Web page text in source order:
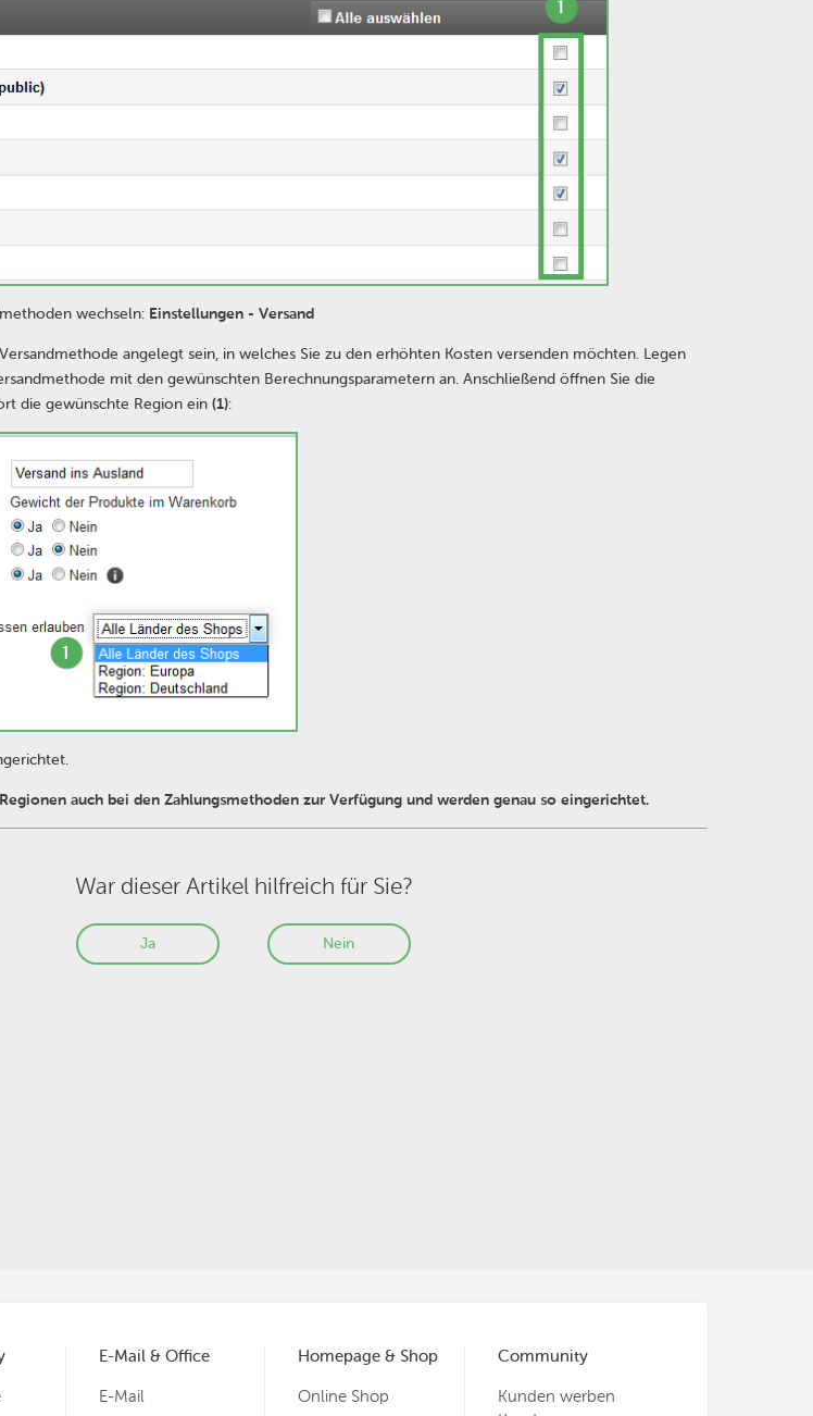
wechseln: Einstellungen - Versand
angelegt sein, in welches Sie zu den erhöhten Kosten versenden möchten. Legen
mit den gewünschten Berechnungsparametern an. Anschließend öffnen Sie die
die gewünschte Region ein (1):
auch bei den Zahlungsmethoden zur Verfügung und werden genau so eingerichtet.
War dieser Artikel hilfreich für Sie?
Ja Nein
E-Mail & Office
E-Mail
Homepage & Shop
Online Shop
Community
Kunden werben